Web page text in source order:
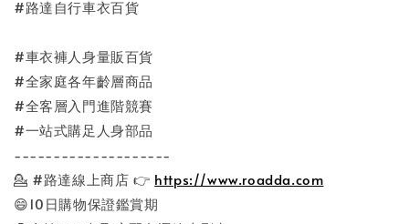
#路達自行車衣百貨
#車衣褲人身量販百貨
#全家庭各年齡層商品
#全客層入門進階競賽
#一站式購足人身部品
--------------------
💁 #路達線上商店 👉 https://www.roadda.com
😄10日購物保證鑑賞期